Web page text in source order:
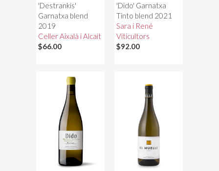
'Destrankis'
Garnatxa blend
2019
Celler Aixalà i Alcait
$66.00
'Dido' Garnatxa
Tinto blend 2021
Sara i René
Viticultors
$92.00